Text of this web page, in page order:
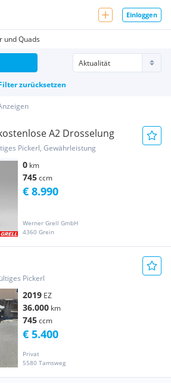
Einloggen
und Quads
zurücksetzen
A2 Drosselung
Pickerl, Gewährleistung
0 km
745ccm
Werner Grell GmbH
4360 Grein
€ 8.990
Pickerl
2019 EZ
36.000 km
745ccm
Privat
5580 Tamsweg
€ 5.400